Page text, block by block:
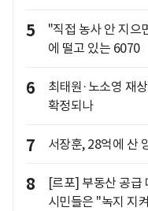
5
"직접 농사 안 지
에 떨고 있는 6070
6
최태원·노소영 재
확정되나
7 서장훈, 28억에 산
8
[르포] 부동산 공
시민들은 "녹지 지